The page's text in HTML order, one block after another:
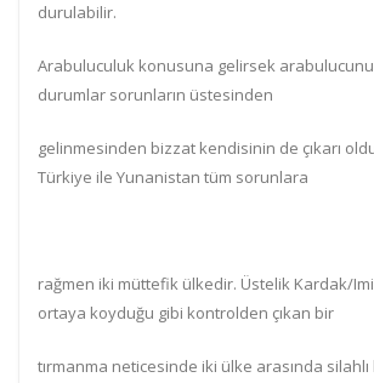
durulabilir.
Arabuluculuk konusuna gelirsek
durumlar sorunların üstesinden
gelinmesinden bizzat kendisinin de çıkarı
Türkiye ile Yunanistan tüm sorunlara
rağmen iki müttefik ülkedir. Üstelik Kardak/
ortaya koyduğu gibi kontrolden çıkan bir
tırmanma neticesinde iki ülke arasında silahlı